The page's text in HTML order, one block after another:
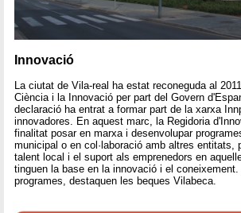
Innovació
La ciutat de Vila-real ha estat reconeguda al
Ciència i la Innovació per part del Govern
declaració ha entrat a formar part de la xarxa
innovadores. En aquest marc, la Regidoria
finalitat posar en marxa i desenvolupar
municipal o en col·laboració amb altres entitats,
talent local i el suport als emprenedors en
tinguen la base en la innovació i el
programes, destaquen les beques Vilabeca.